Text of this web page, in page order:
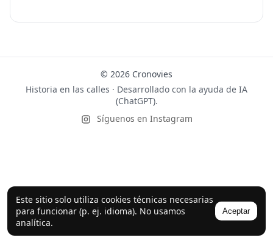
Este sitio solo utiliza cookies técnicas necesarias
para funcionar (p. ej. idioma). No usamos
analítica.
Aceptar
© 2026 Cronovies
Historia en las calles · Desarrollado con la ayuda de IA
(ChatGPT).
Síguenos en Instagram